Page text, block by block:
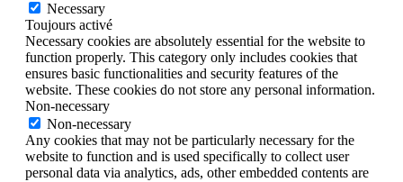
Necessary
Toujours activé
Necessary cookies are absolutely essential for the website to
function properly. This category only includes cookies that
ensures basic functionalities and security features of the
website. These cookies do not store any personal information.
Non-necessary
Non-necessary
Any cookies that may not be particularly necessary for the
website to function and is used specifically to collect user
personal data via analytics, ads, other embedded contents are